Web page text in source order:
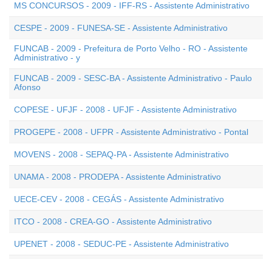
MS CONCURSOS - 2009 - IFF-RS - Assistente Administrativo
CESPE - 2009 - FUNESA-SE - Assistente Administrativo
FUNCAB - 2009 - Prefeitura de Porto Velho - RO - Assistente
Administrativo - y
FUNCAB - 2009 - SESC-BA - Assistente Administrativo - Paulo
Afonso
COPESE - UFJF - 2008 - UFJF - Assistente Administrativo
PROGEPE - 2008 - UFPR - Assistente Administrativo - Pontal
MOVENS - 2008 - SEPAQ-PA - Assistente Administrativo
UNAMA - 2008 - PRODEPA - Assistente Administrativo
UECE-CEV - 2008 - CEGÁS - Assistente Administrativo
ITCO - 2008 - CREA-GO - Assistente Administrativo
UPENET - 2008 - SEDUC-PE - Assistente Administrativo